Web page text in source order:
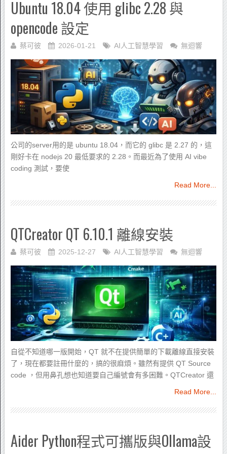
Ubuntu 18.04 使用 glibc 2.28 與
opencode 設定
蔡可彼 2026-01-21 AI人工智慧學習 無迴響
公司的server用的是 ubuntu 18.04，而它的 glibc 是 2.27 的，這
剛好卡在 nodejs 20 最低要求的 2.28。而最近為了使用 AI vibe
coding 測試，要使
Read More...
QTCreator QT 6.10.1 離線安裝
蔡可彼 2025-12-27 AI人工智慧學習 無迴響
自從不知道哪一版開始，QT 就不在提供簡單的下載離線直接安裝
了，現在都要註冊什麼的，搞的很麻煩。雖然有提供 QT Source
code ，但用鼻孔想也知道要自己編號會有多困難。QTCreator 還
Read More...
Aider Python程式可攜版與Ollama設